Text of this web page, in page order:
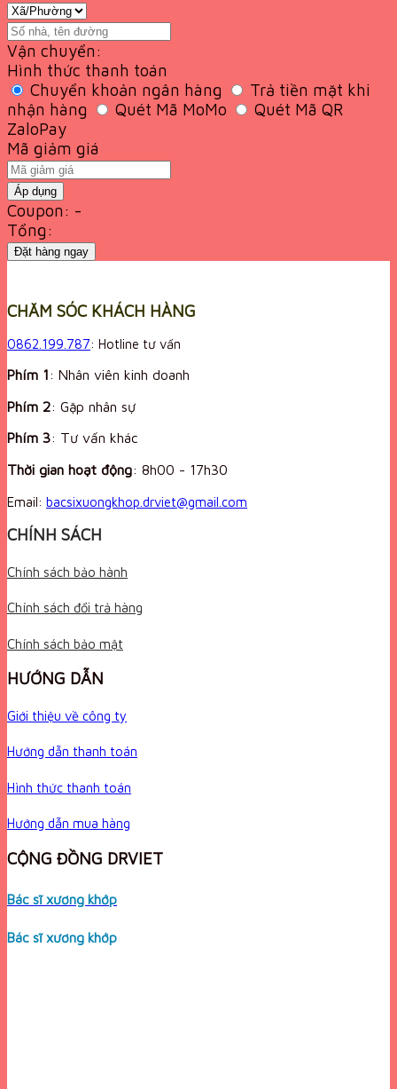
Vận chuyển:
Hình thức thanh toán
Chuyển khoản ngân hàng
Trả tiền mặt khi
nhận hàng
Quét Mã MoMo
Quét Mã QR
ZaloPay
Mã giảm giá
Áp dụng
Coupon: -
Tổng:
Đặt hàng ngay
CHĂM SÓC KHÁCH HÀNG
0862.199.787: Hotline tư vấn
Phím 1: Nhân viên kinh doanh
Phím 2: Gặp nhân sự
Phím 3: Tư vấn khác
Thời gian hoạt động: 8h00 - 17h30
Email: bacsixuongkhop.drviet@gmail.com
CHÍNH SÁCH
Chính sách bảo hành
Chính sách đổi trả hàng
Chính sách bảo mật
HƯỚNG DẪN
Giới thiệu về công ty
Hướng dẫn thanh toán
Hình thức thanh toán
Hướng dẫn mua hàng
CỘNG ĐỒNG DRVIET
Bác sĩ xương khớp
Bác sĩ xương khớp